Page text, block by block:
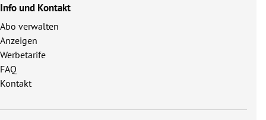
Info und Kontakt
Abo verwalten
Anzeigen
Werbetarife
FAQ
Kontakt